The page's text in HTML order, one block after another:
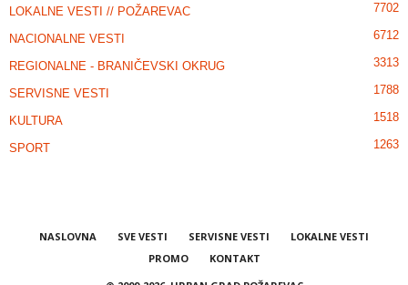
LOKALNE VESTI // POŽAREVAC 7702
NACIONALNE VESTI 6712
REGIONALNE - BRANIČEVSKI OKRUG 3313
SERVISNE VESTI 1788
KULTURA 1518
SPORT 1263
NASLOVNA SVE VESTI SERVISNE VESTI
LOKALNE VESTI
PROMO
KONTAKT